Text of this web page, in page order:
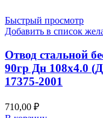
Быстрый просмотр
Добавить в список
Отвод стальной
90гр Дн 108х4.0
17375-2001
710,00 ₽